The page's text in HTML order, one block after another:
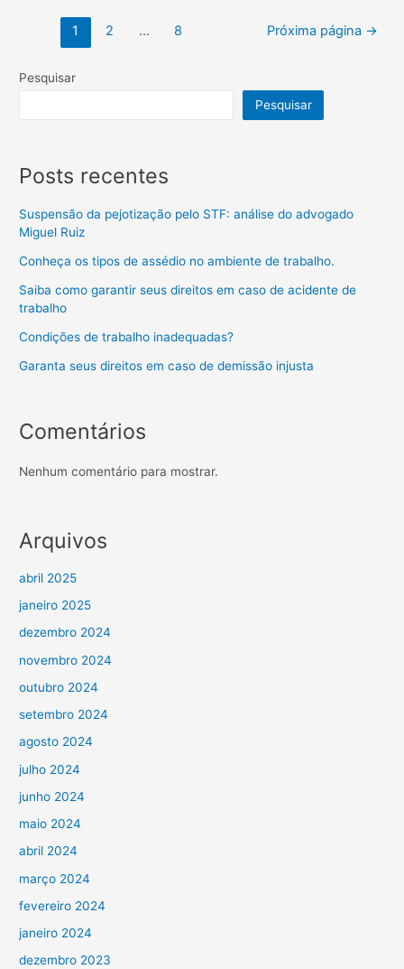
1 2 … 8 Próxima página →
Pesquisar
Pesquisar
Posts recentes
Suspensão da pejotização pelo STF: análise do advogado
Miguel Ruiz
Conheça os tipos de assédio no ambiente de trabalho.
Saiba como garantir seus direitos em caso de acidente de
trabalho
Condições de trabalho inadequadas?
Garanta seus direitos em caso de demissão injusta
Comentários
Nenhum comentário para mostrar.
Arquivos
abril 2025
janeiro 2025
dezembro 2024
novembro 2024
outubro 2024
setembro 2024
agosto 2024
julho 2024
junho 2024
maio 2024
abril 2024
março 2024
fevereiro 2024
janeiro 2024
dezembro 2023